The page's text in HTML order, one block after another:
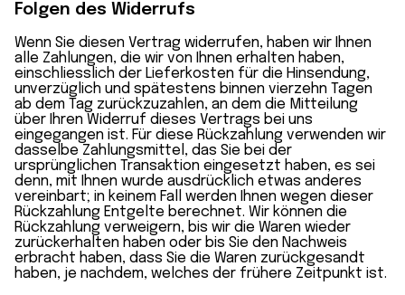
Folgen des Widerrufs
Wenn Sie diesen Vertrag widerrufen, haben wir Ihnen
alle Zahlungen, die wir von Ihnen erhalten haben,
einschliesslich der Lieferkosten für die Hinsendung,
unverzüglich und spätestens binnen vierzehn Tagen
ab dem Tag zurückzuzahlen, an dem die Mitteilung
über Ihren Widerruf dieses Vertrags bei uns
eingegangen ist. Für diese Rückzahlung verwenden wir
dasselbe Zahlungsmittel, das Sie bei der
ursprünglichen Transaktion eingesetzt haben, es sei
denn, mit Ihnen wurde ausdrücklich etwas anderes
vereinbart; in keinem Fall werden Ihnen wegen dieser
Rückzahlung Entgelte berechnet. Wir können die
Rückzahlung verweigern, bis wir die Waren wieder
zurückerhalten haben oder bis Sie den Nachweis
erbracht haben, dass Sie die Waren zurückgesandt
haben, je nachdem, welches der frühere Zeitpunkt ist.